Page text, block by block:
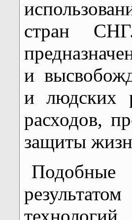
стран
и
и людских
расходов,
защиты